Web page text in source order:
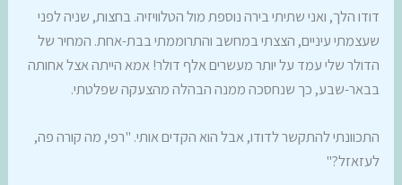
דודו הלך, ואני שתיתי בירה נוספת מול הטלוויזיה. בחצות, שניה לפני
שעצמתי עיניים, הצצתי במחשב והתרוממתי בבת-אחת. המחיר של
הדולר שלי עמד על יותר מעשרים אלף דולר! אמא הייתה אצל אחותה
בבאר-שבע, כך שנחסכה ממנה הבהלה מהצעקה שפלטתי.
התכוונתי להתקשר לדודו, אבל הוא הקדים אותי. "רפי, מה קורה פה,
לעזאזל?"